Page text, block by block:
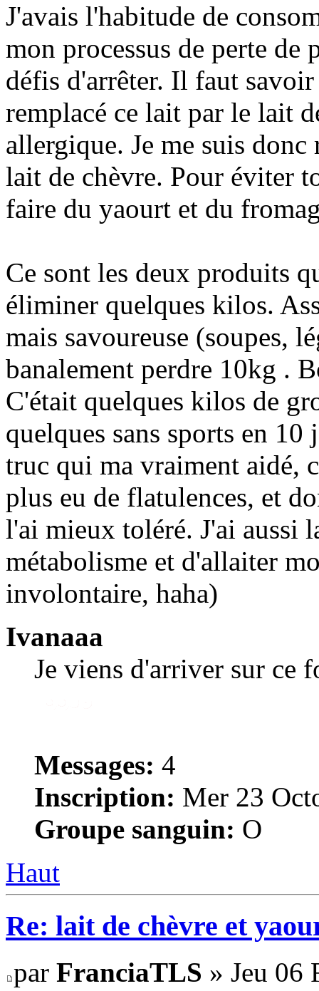
J'avais l'habitude de
mon processus de perte de
défis d'arrêter. Il faut
remplacé ce lait par le lait
allergique. Je me suis
lait de chèvre. Pour éviter
faire du yaourt et du
Ce sont les deux produits
éliminer quelques kilos.
mais savoureuse (soupes,
banalement perdre 10kg .
C'était quelques kilos de
quelques sans sports en 10
truc qui ma vraiment aidé,
plus eu de flatulences, et
l'ai mieux toléré. J'ai aussi
métabolisme et d'allaiter
involontaire, haha)
Ivanaaa
Je viens d'arriver sur ce
Messages: 4
Inscription: Mer 23
Groupe sanguin: O
Haut
Re: lait de chèvre et
par FranciaTLS » Jeu 06